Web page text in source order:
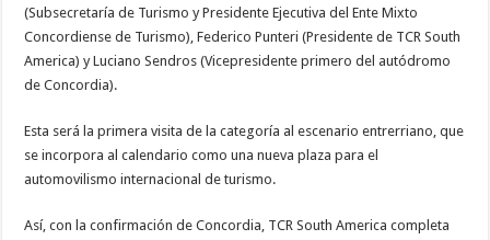
(Subsecretaría de Turismo y Presidente Ejecutiva del Ente Mixto
Concordiense de Turismo), Federico Punteri (Presidente de TCR South
America) y Luciano Sendros (Vicepresidente primero del autódromo
de Concordia).
Esta será la primera visita de la categoría al escenario entrerriano, que
se incorpora al calendario como una nueva plaza para el
automovilismo internacional de turismo.
Así, con la confirmación de Concordia, TCR South America completa